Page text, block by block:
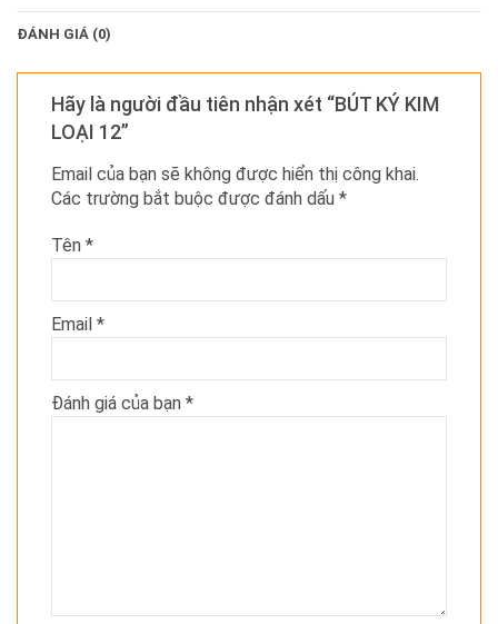
ĐÁNH GIÁ (0)
Hãy là người đầu tiên nhận xét “BÚT KÝ KIM
LOẠI 12”
Email của bạn sẽ không được hiển thị công khai.
Các trường bắt buộc được đánh dấu *
Tên *
Email *
Đánh giá của bạn *